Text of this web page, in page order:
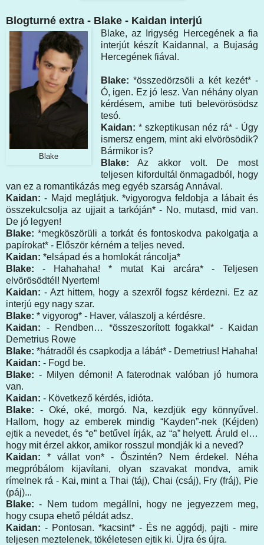
Blogturné extra - Blake - Kaidan interjú
Blake
Blake, az Irigység Hercegének a fia
interjút készít Kaidannal, a Bujaság
Hercegének fiával.
Blake: *összedörzsöli a két kezét* -
Ó, igen. Ez jó lesz. Van néhány olyan
kérdésem, amibe tuti belevörösödsz
tesó.
Kaidan: * szkeptikusan néz rá* - Úgy
ismersz engem, mint aki elvörösödik?
Bármikor is?
Blake: Az akkor volt. De most
teljesen kifordultál önmagadból, hogy
van ez a romantikázás meg egyéb szarság Annával.
Kaidan: - Majd meglátjuk. *vigyorogva feldobja a lábait és
összekulcsolja az ujjait a tarkóján* - No, mutasd, mid van.
De jó legyen!
Blake: *megköszörüli a torkát és fontoskodva pakolgatja a
papírokat* - Először kérném a teljes neved.
Kaidan: *elsápad és a homlokát ráncolja*
Blake: - Hahahaha! * mutat Kai arcára* - Teljesen
elvörösödtél! Nyertem!
Kaidan: - Azt hittem, hogy a szexről fogsz kérdezni. Ez az
interjú egy nagy szar.
Blake: * vigyorog* - Haver, válaszolj a kérdésre.
Kaidan: - Rendben… *összeszorított fogakkal* - Kaidan
Demetrius Rowe
Blake: *hátradől és csapkodja a lábát* - Demetrius! Hahaha!
Kaidan: - Fogd be.
Blake: - Milyen démoni! A faterodnak valóban jó humora
van.
Kaidan: - Következő kérdés, idióta.
Blake: - Oké, oké, morgó. Na, kezdjük egy könnyűvel.
Hallom, hogy az emberek mindig “Kayden”-nek (Kéjden)
ejtik a nevedet, és “e” betűvel írják, az “a” helyett. Áruld el…
hogy mit érzel akkor, amikor rosszul mondják ki a neved?
Kaidan: * vállat von* - Őszintén? Nem érdekel. Néha
megpróbálom kijavítani, olyan szavakat mondva, amik
rímelnek rá - Kai, mint a Thai (táj), Chai (csáj), Fry (fráj), Pie
(páj)...
Blake: - Nem tudom megállni, hogy ne jegyezzem meg,
hogy csupa ehető példát adsz.
Kaidan: - Pontosan. *kacsint* - És ne aggódj, pajti - mire
teljesen meztelenek, tökéletesen ejtik ki. Újra és újra.